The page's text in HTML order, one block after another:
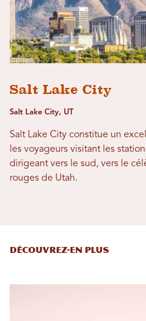
Salt Lake City
Salt Lake City, UT
Salt Lake City constitue un
les voyageurs visitant les
dirigeant vers le sud, vers le
rouges de Utah.
DÉCOUVREZ-EN PLUS